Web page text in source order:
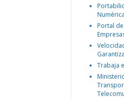
Portal
Trabaja